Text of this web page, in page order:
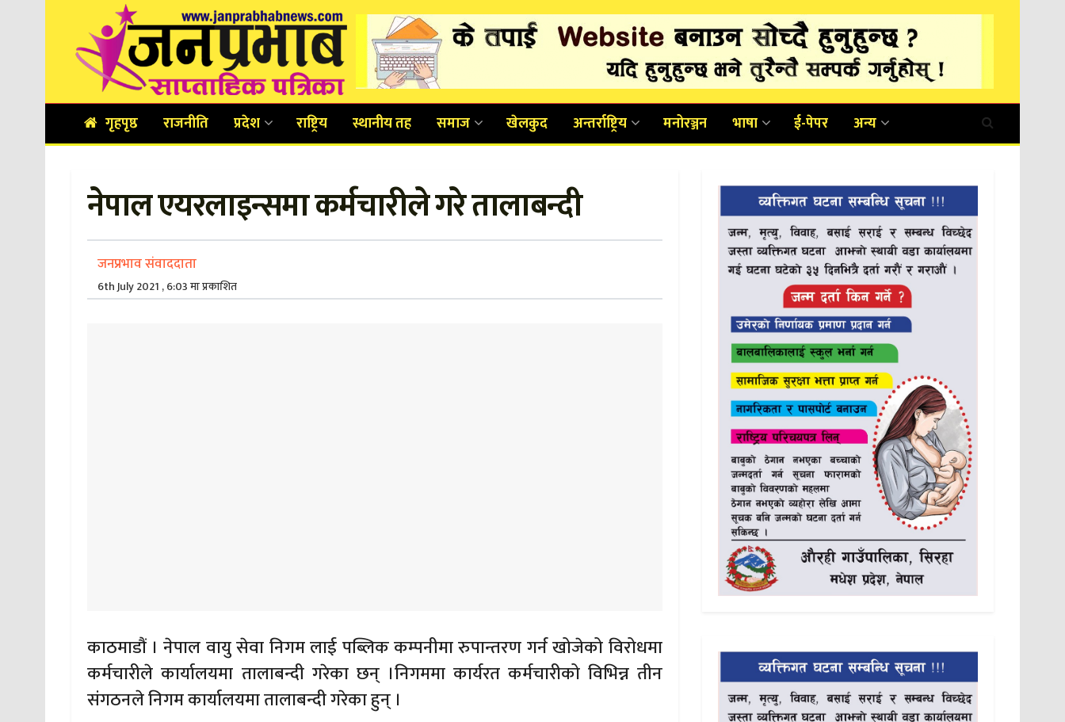
गृहपृष्ठ राजनीति प्रदेश राष्ट्रिय स्थानीय तह समाज खेलकुद अन्तर्राष्ट्रिय मनोरञ्जन भाषा ई-पेपर अन्य
नेपाल एयरलाइन्समा कर्मचारीले गरे तालाबन्दी
जनप्रभाव संवाददाता
6th July 2021 , 6:03 मा प्रकाशित
काठमाडौं । नेपाल वायु सेवा निगम लाई पब्लिक कम्पनीमा रुपान्तरण गर्न खोजेको विरोधमा
कर्मचारीले कार्यालयमा तालाबन्दी गरेका छन् ।निगममा कार्यरत कर्मचारीको विभिन्न तीन
संगठनले निगम कार्यालयमा तालाबन्दी गरेका हुन् ।